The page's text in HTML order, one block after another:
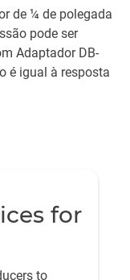
de ¼ de polegada
pode ser
Adaptador DB-
é igual à resposta
for
to